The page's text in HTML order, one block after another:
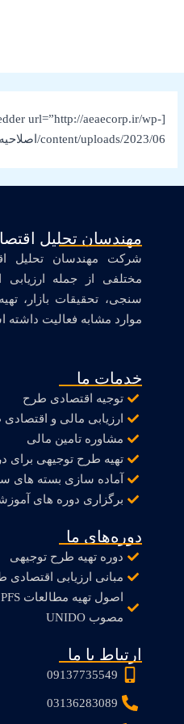
url=”http://aeaecorp.ir/wp-
content/uploads/2023/06/اصلاحیه.pdf”]
مهندسان تحلیل
شرکت مهندسان تحلیل
مختلفی از جمله ارزیابی
سنجی، تحقیقات بازار،
موارد مشابه فعالیت
خدمات ما
توجیه اقتصادی طرح
ارزیابی مالی و
مشاوره تامین مالی
تهیه طرح توجیهی برای
آماده سازی بسته های
برگزاری دوره های
دوره‌های ما
دوره تهیه طرح توجیهی
مبانی ارزیابی اقتصادی
مصوب UNIDO
ارتباط با ما
09137735549
03136283089